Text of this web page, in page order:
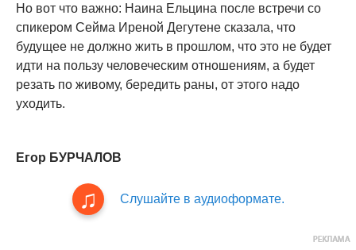
Но вот что важно: Наина Ельцина после встречи со
спикером Сейма Иреной Дегутене сказала, что
будущее не должно жить в прошлом, что это не будет
идти на пользу человеческим отношениям, а будет
резать по живому, бередить раны, от этого надо
уходить.
Егор БУРЧАЛОВ
Слушайте в аудиоформате.